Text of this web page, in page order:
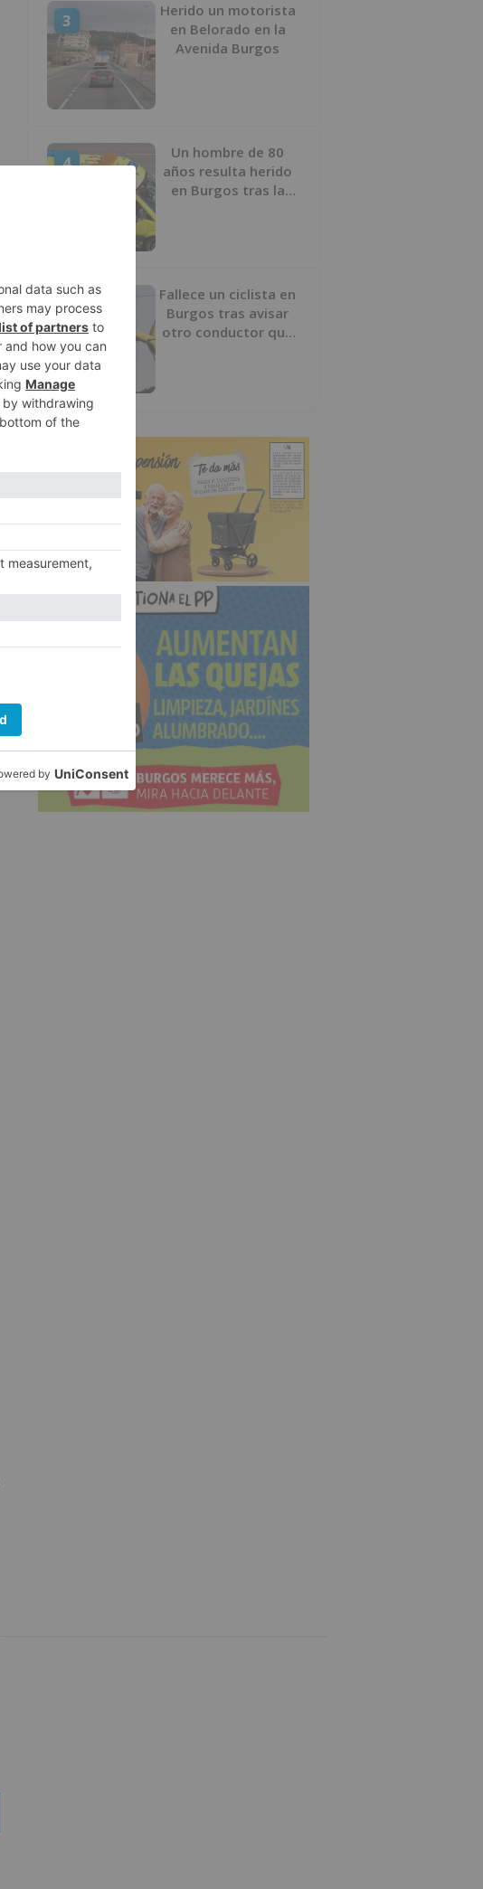
3
Herido un motorista
en Belorado en la
Avenida Burgos
4
Un hombre de 80
años resulta herido
en Burgos tras la
5
Fallece un ciclista en
Burgos tras avisar
otro conductor que